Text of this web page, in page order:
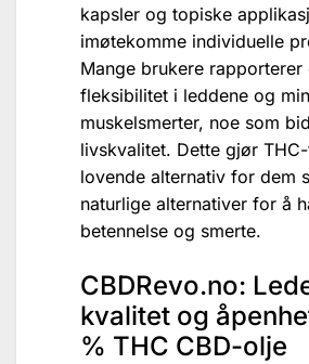
kapsler og topiske
imøtekomme individuelle
Mange brukere rapporterer
fleksibilitet i leddene og
muskelsmerter, noe som
livskvalitet. Dette gjør
lovende alternativ for dem
naturlige alternativer for å
betennelse og smerte.
CBDRevo.no:
kvalitet og
% THC CBD-olje